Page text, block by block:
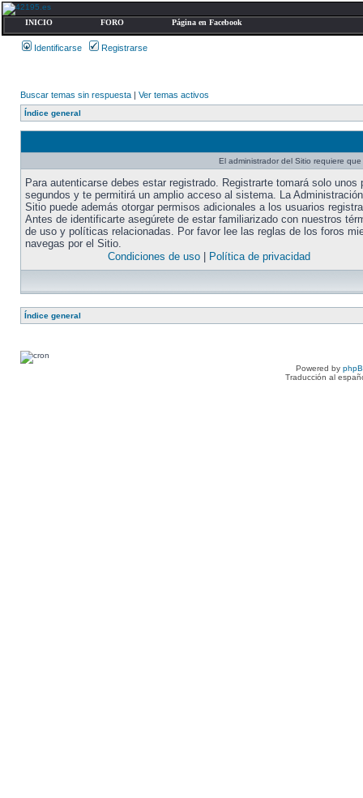
INICIO FORO Página en Facebook
Identificarse Registrarse
Buscar temas sin respuesta | Ver temas activos
Índice general
El administrador del Sitio requiere
Para autenticarse debes estar registrado. Registrarte tomará solo unos
segundos y te permitirá un amplio acceso al sistema. La
Sitio puede además otorgar permisos adicionales a los usuarios
Antes de identificarte asegúrete de estar familiarizado con nuestros
de uso y políticas relacionadas. Por favor lee las reglas de los foros
navegas por el Sitio.
Condiciones de uso| Política de privacidad
Índice general
Powered by
Traducción al